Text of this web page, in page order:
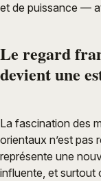
et de puissance —
Le regard
devient une
La fascination des
orientaux n’est pas
représente une
influente, et surtout